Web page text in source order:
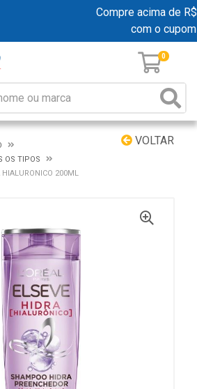
Compre acima de
com o cupom
0
VOLTAR
OS TIPOS
HIALURONICO 200ML